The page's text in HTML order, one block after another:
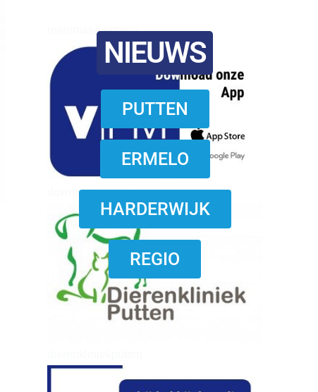
reanimatie ermelo
download onzze App
NIEUWS
PUTTEN
ERMELO
HARDERWIJK
REGIO